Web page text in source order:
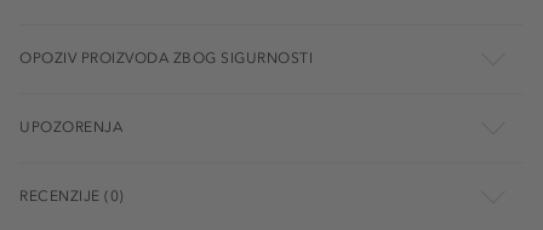
OPOZIV PROIZVODA ZBOG SIGURNOSTI
UPOZORENJA
RECENZIJE (0)